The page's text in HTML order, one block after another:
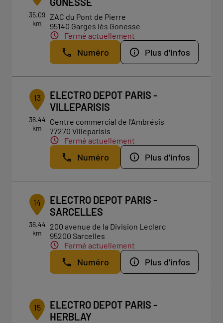
35.09
km
ZAC du Pont de Pierre
95140 Garges lès Gonesse
Fermé actuellement
Numéro Plus d'infos
13
36.44
km
ELECTRO DEPOT PARIS -
VILLEPARISIS
Centre commercial de l'Ambrésis
77270 Villeparisis
Fermé actuellement
Numéro Plus d'infos
14
36.44
km
ELECTRO DEPOT PARIS -
SARCELLES
200 avenue de la Division Leclerc
95200 Sarcelles
Fermé actuellement
Numéro Plus d'infos
15
ELECTRO DEPOT PARIS -
HERBLAY